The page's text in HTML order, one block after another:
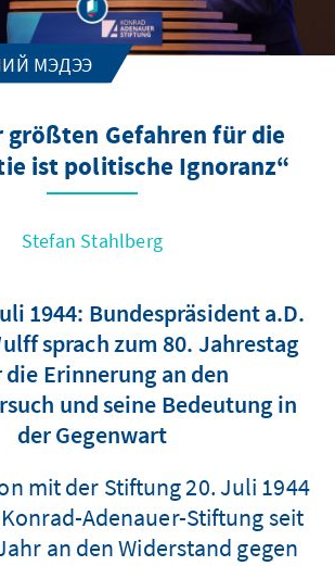
МЭДЭЭ
größten Gefahren für die
ist politische Ignoranz“
Stefan Stahlberg
1944: Bundespräsident a.D.
sprach zum 80. Jahrestag
die Erinnerung an den
und seine Bedeutung in
der Gegenwart
mit der Stiftung 20. Juli 1944
Adenauer-Stiftung seit
an den Widerstand gegen